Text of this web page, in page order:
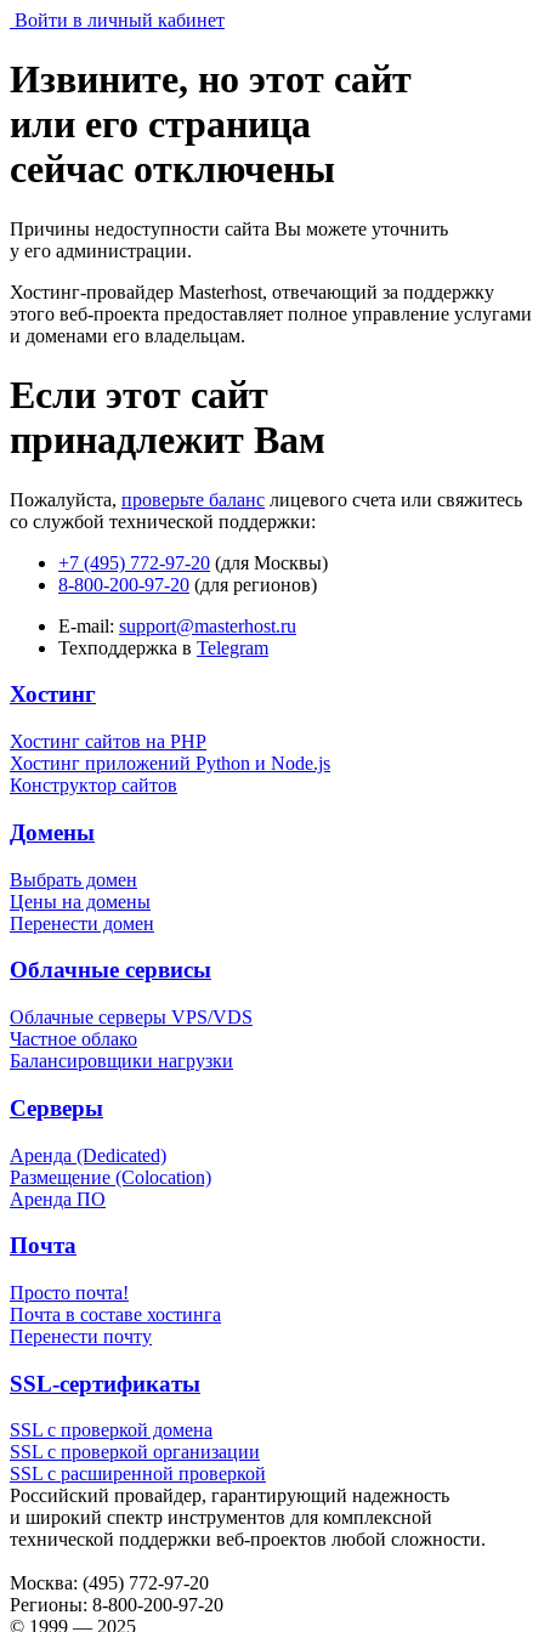
Войти в личный кабинет
Извините, но этот сайт
или его страница
сейчас отключены
Причины недоступности сайта Вы можете уточнить
у его администрации.
Хостинг-провайдер Masterhost, отвечающий за поддержку
этого веб-проекта предоставляет полное управление услугами
и доменами его владельцам.
Если этот сайт
принадлежит Вам
Пожалуйста, проверьте баланс лицевого счета или свяжитесь
со службой технической поддержки:
+7 (495) 772-97-20 (для Москвы)
8-800-200-97-20 (для регионов)
E-mail: support@masterhost.ru
Техподдержка в Telegram
Хостинг
Хостинг сайтов на PHP
Хостинг приложений Python и Node.js
Конструктор сайтов
Домены
Выбрать домен
Цены на домены
Перенести домен
Облачные сервисы
Облачные серверы VPS/VDS
Частное облако
Балансировщики нагрузки
Серверы
Аренда (Dedicated)
Размещение (Colocation)
Аренда ПО
Почта
Просто почта!
Почта в составе хостинга
Перенести почту
SSL-сертификаты
SSL с проверкой домена
SSL с проверкой организации
SSL с расширенной проверкой
Российский провайдер, гарантирующий надежность
и широкий спектр инструментов для комплексной
технической поддержки веб-проектов любой сложности.
Москва: (495) 772-97-20
Регионы: 8-800-200-97-20
© 1999 — 2025